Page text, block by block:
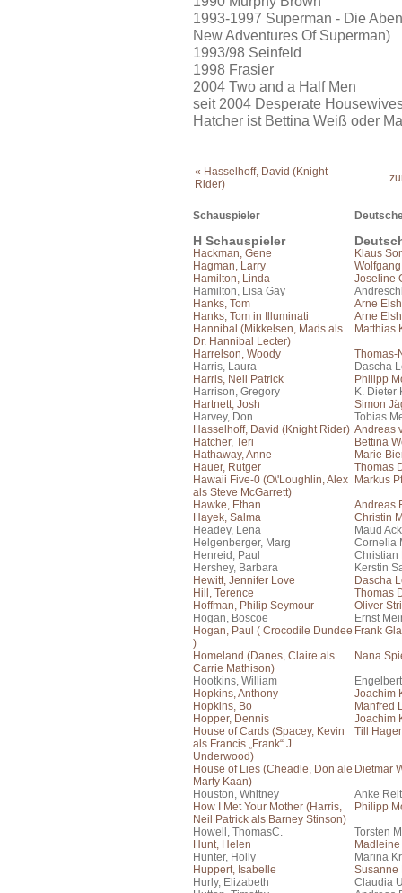
1993-1997 Superman - Die
New Adventures Of Superman)
1993/98 Seinfeld
1998 Frasier
2004 Two and a Half Men
seit 2004 Desperate
Hatcher ist Bettina Weiß oder
« Hasselhoff, David (Knight
Rider)
Schauspieler
H Schauspieler
Hackman, Gene
Klaus
Hagman, Larry
Hamilton, Linda
Joseline
Hamilton, Lisa Gay
Hanks, Tom
Arne
Hanks, Tom in Illuminati
Arne
Hannibal (Mikkelsen, Mads als
Dr. Hannibal Lecter)
Matthias
Harrelson, Woody
Thomas-
Harris, Laura
Dascha
Harris, Neil Patrick
Philipp
Harrison, Gregory
K. Dieter
Hartnett, Josh
Simon
Harvey, Don
Tobias
Hasselhoff, David (Knight Rider) Andreas
Hatcher, Teri
Bettina
Hathaway, Anne
Marie
Hauer, Rutger
Thomas
Hawaii Five-0 (O\'Loughlin, Alex
als Steve McGarrett)
Markus
Hawke, Ethan
Andreas
Hayek, Salma
Christin
Headey, Lena
Maud
Helgenberger, Marg
Cornelia
Henreid, Paul
Christian
Hershey, Barbara
Kerstin
Hewitt, Jennifer Love
Dascha
Hill, Terence
Thomas
Hoffman, Philip Seymour
Oliver
Hogan, Boscoe
Ernst
Hogan, Paul ( Crocodile Dundee
)
Frank
Homeland (Danes, Claire als
Carrie Mathison)
Nana
Hootkins, William
Hopkins, Anthony
Joachim
Hopkins, Bo
Manfred
Hopper, Dennis
Joachim
House of Cards (Spacey, Kevin
als Francis „Frank“ J.
Underwood)
Till
House of Lies (Cheadle, Don ale
Marty Kaan)
Dietmar
Houston, Whitney
Anke
How I Met Your Mother (Harris,
Neil Patrick als Barney Stinson)
Philipp
Howell, ThomasC.
Torsten
Hunt, Helen
Hunter, Holly
Marina
Huppert, Isabelle
Susanne
Hurly, Elizabeth
Claudia